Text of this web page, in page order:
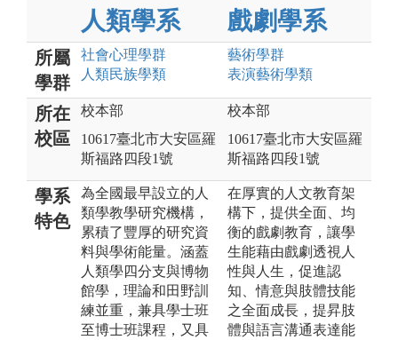
人類學系
戲劇學系
所屬
學群
社會心理學群
人類民族學類
藝術學群
表演藝術學類
所在
校區
校本部
10617臺北市大安區羅
斯福路四段1號
校本部
10617臺北市大安區羅
斯福路四段1號
學系
特色
為全國最早設立的人
類學教學研究機構，
累積了豐厚的研究資
料與學術能量。涵蓋
人類學四分支與博物
館學，理論和田野訓
練並重，兼具學士班
至博士班課程，又具
在厚實的人文教育架
構下，提供全面、均
衡的戲劇教育，讓學
生能藉由戲劇透視人
性與人生，促進認
知、情意與肢體技能
之全面成長，提昇肢
體與語言溝通表達能